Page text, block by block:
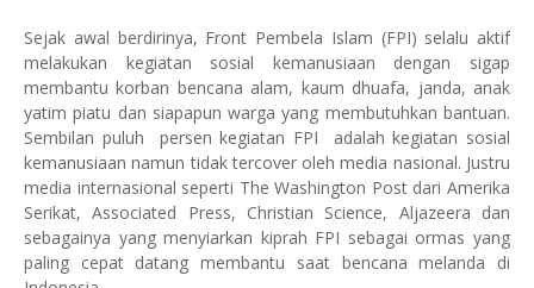
Sejak awal berdirinya, Front Pembela Islam (FPI) selalu aktif
melakukan kegiatan sosial kemanusiaan dengan sigap
membantu korban bencana alam, kaum dhuafa, janda, anak
yatim piatu dan siapapun warga yang membutuhkan bantuan.
Sembilan puluh persen kegiatan FPI adalah kegiatan sosial
kemanusiaan namun tidak tercover oleh media nasional. Justru
media internasional seperti The Washington Post dari Amerika
Serikat, Associated Press, Christian Science, Aljazeera dan
sebagainya yang menyiarkan kiprah FPI sebagai ormas yang
paling cepat datang membantu saat bencana melanda di